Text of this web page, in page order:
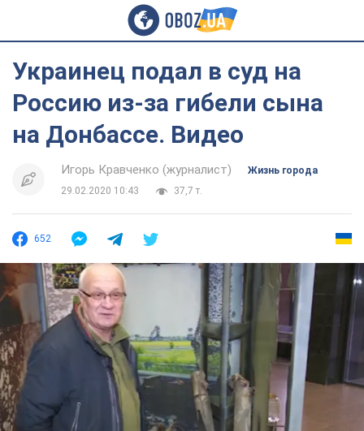
Украинец подал в суд на
Россию из-за гибели сына
на Донбассе. Видео
Игорь Кравченко (журналист)
Жизнь города
29.02.2020 10:43
37,7 т.
652